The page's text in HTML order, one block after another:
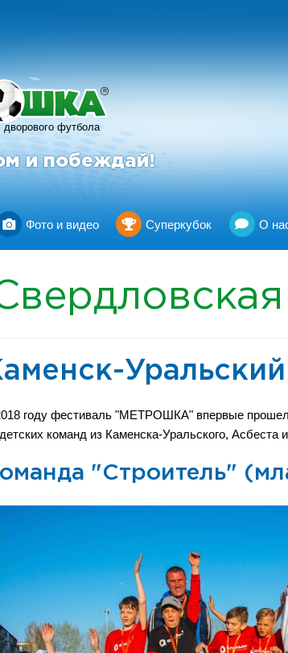
дворового футбола
R
и побеждай!
Фото и видео Суперкубок О
Уральский
году фестиваль "МЕТРОШКА" впервые
команд из Каменска-Уральского,
"Строитель"